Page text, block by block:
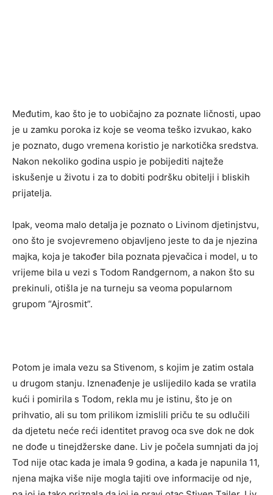
Međutim, kao što je to uobičajno za poznate ličnosti, upao
je u zamku poroka iz koje se veoma teško izvukao, kako
je poznato, dugo vremena koristio je narkotička sredstva.
Nakon nekoliko godina uspio je pobijediti najteže
iskušenje u životu i za to dobiti podršku obitelji i bliskih
prijatelja.
Ipak, veoma malo detalja je poznato o Livinom djetinjstvu,
ono što je svojevremeno objavljeno jeste to da je njezina
majka, koja je također bila poznata pjevačica i model, u to
vrijeme bila u vezi s Todom Randgernom, a nakon što su
prekinuli, otišla je na turneju sa veoma popularnom
grupom “Ajrosmit”.
Potom je imala vezu sa Stivenom, s kojim je zatim ostala
u drugom stanju. Iznenađenje je uslijedilo kada se vratila
kući i pomirila s Todom, rekla mu je istinu, što je on
prihvatio, ali su tom prilikom izmislili priču te su odlučili
da djetetu neće reći identitet pravog oca sve dok ne dok
ne dođe u tinejdžerske dane. Liv je počela sumnjati da joj
Tod nije otac kada je imala 9 godina, a kada je napunila 11,
njena majka više nije mogla tajiti ove informacije od nje,